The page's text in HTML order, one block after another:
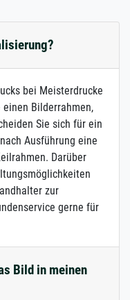
bei Meisterdrucke
Bilderrahmen,
Sie sich für ein
Ausführung eine
Darüber
zur
gerne für
Bild in meinen